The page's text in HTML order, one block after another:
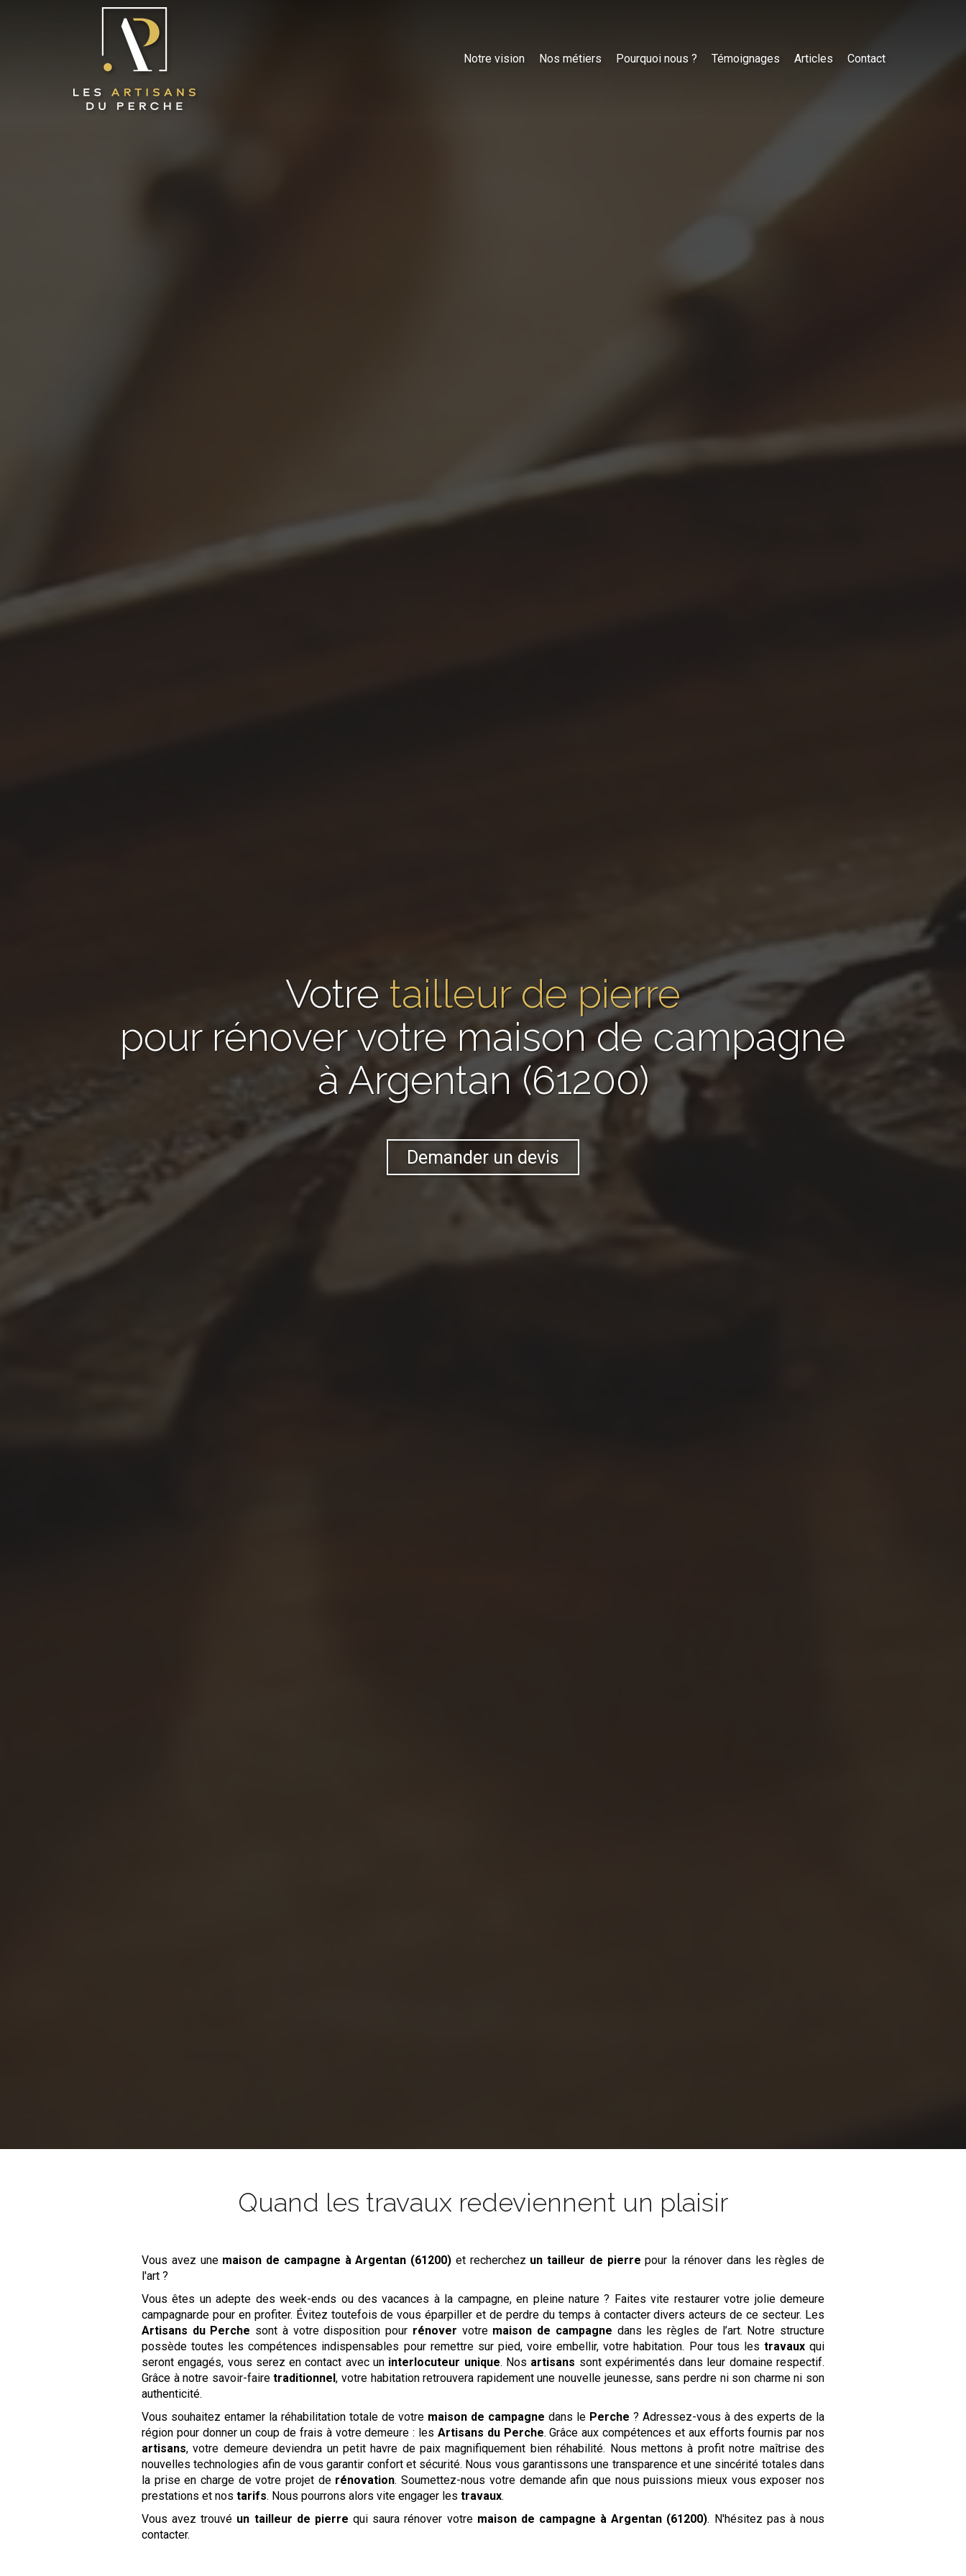
Notre vision Nos métiers Pourquoi nous ? Témoignages Articles Contact
Votre tailleur de pierre
pour rénover votre maison de campagne
à Argentan (61200)
Demander un devis
Quand les travaux redeviennent un plaisir
Vous avez unemaison de campagne à Argentan (61200) et recherchez un tailleur de pierre pour la rénover dans les règles de
l'art ?
Vous êtes un adepte des week-ends ou des vacances à la campagne, en pleine nature ? Faites vite restaurer votre jolie demeure
campagnarde pour en profiter. Évitez toutefois de vous éparpiller et de perdre du temps à contacter divers acteurs de ce secteur. Les
Artisans du Perche sont à votre disposition pour rénover votre maison de campagne dans les règles de l’art. Notre structure
possède toutes les compétences indispensables pour remettre sur pied, voire embellir, votre habitation. Pour tous les travauxqui
seront engagés, vous serez en contact avec un interlocuteur unique. Nos artisans sont expérimentés dans leur domaine respectif.
Grâce à notre savoir-fairetraditionnel, votre habitation retrouvera rapidement une nouvelle jeunesse, sans perdre ni son charme ni son
authenticité.
Vous souhaitez entamer la réhabilitation totale de votre maison de campagne dans le Perche ? Adressez-vous à des experts de la
région pour donner un coup de frais à votre demeure : les Artisans du Perche. Grâce aux compétences et aux efforts fournis par nos
artisans, votre demeure deviendra un petit havre de paix magnifiquement bien réhabilité. Nous mettons à profit notre maîtrise des
nouvelles technologies afin de vous garantir confort et sécurité. Nous vous garantissons une transparence et une sincérité totales dans
la prise en charge de votre projet de rénovation. Soumettez-nous votre demande afin que nous puissions mieux vous exposer nos
prestations et nostarifs. Nous pourrons alors vite engager lestravaux.
Vous avez trouvé un tailleur de pierre qui saura rénover votre maison de campagne à Argentan (61200). N'hésitez pas à nous
contacter.